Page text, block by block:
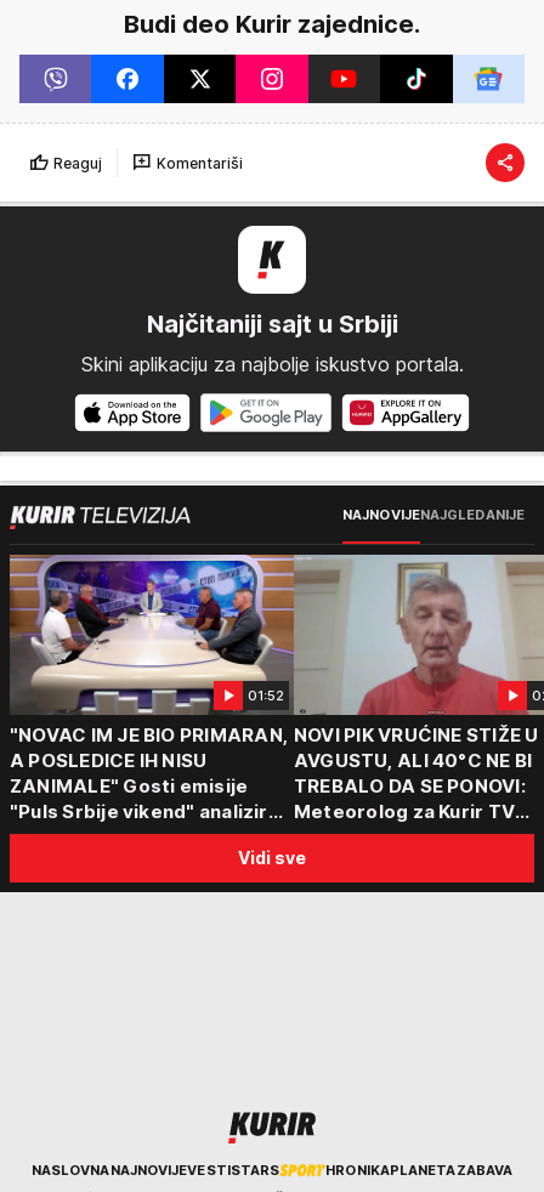
Budi deo Kurir zajednice.
Reaguj Komentariši
Najčitaniji sajt u Srbiji
Skini aplikaciju za najbolje iskustvo portala.
NAJNOVIJENAJGLEDANIJE
01:52
"NOVAC IM JE BIO PRIMARAN,
A POSLEDICE IH NISU
ZANIMALE" Gosti emisije
"Puls Srbije vikend" analizirali
slučajeve koji su potresli
Srbiju: Zločin se ne isplati
NOVI PIK VRUĆINE STIŽE U
AVGUSTU, ALI 40°C NE BI
TREBALO DA SE PONOVI:
Meteorolog za Kurir TV
objasnio šta nas čeka:
za ozbiljne padavine su
Vidi sve
KurirNASLOVNANAJNOVIJEVESTISTARS HRONIKAPLANETAZABAVA